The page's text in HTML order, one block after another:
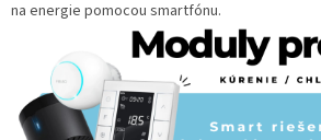
na energie pomocou smartfónu.